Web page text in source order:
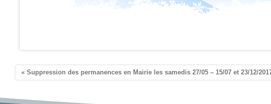
« Suppression des permanences en Mairie les samedis 27/05 – 15/07 et 23/12/